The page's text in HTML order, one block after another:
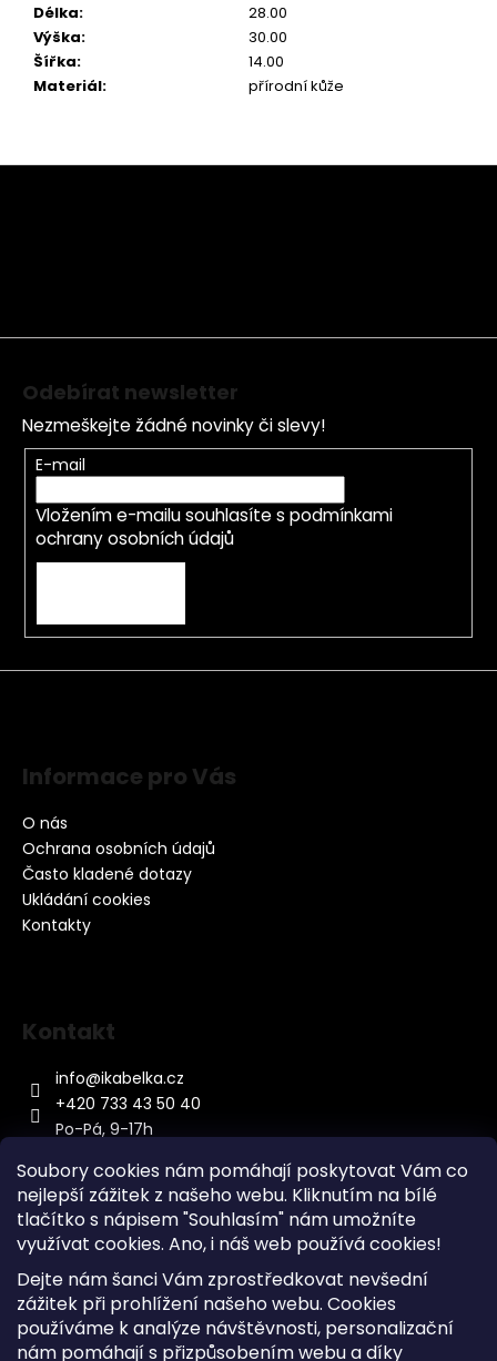
Soubory cookies nám pomáhají poskytovat Vám co
nejlepší zážitek z našeho webu. Kliknutím na bílé
tlačítko s nápisem "Souhlasím" nám umožníte
využívat cookies. Ano, i náš web používá cookies!
Dejte nám šanci Vám zprostředkovat nevšední
zážitek při prohlížení našeho webu. Cookies
používáme k analýze návštěvnosti, personalizační
nám pomáhají s přizpůsobením webu a díky
Délka:
28.00
Výška:
30.00
Šířka:
14.00
Materiál: přírodní kůže
Z
Odebírat newsletter
Nezmeškejte žádné novinky či slevy!
E-mail
Vložením e-mailu souhlasíte s podmínkami
ochrany osobních údajů
Informace pro Vás
O nás
Ochrana osobních údajů
Často kladené dotazy
Ukládání cookies
Kontakty
Kontakt
info@ikabelka.cz
+420 733 43 50 40
Po-Pá, 9-17h
Kontakt
Sitemap
Doprava a Platba
Reklamace Zboží